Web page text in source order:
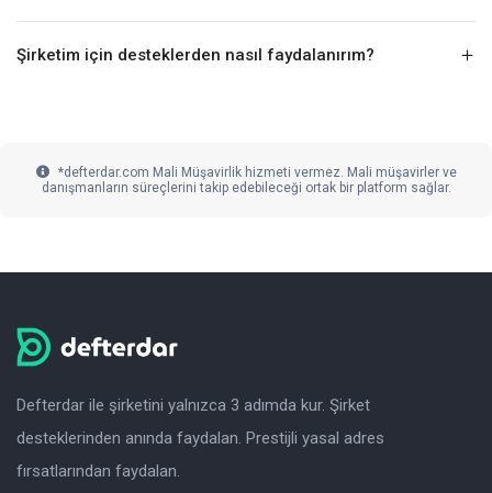
Şirketim için desteklerden nasıl faydalanırım?
*defterdar.com Mali Müşavirlik hizmeti vermez. Mali müşavirler ve
danışmanların süreçlerini takip edebileceği ortak bir platform sağlar.
Defterdar ile şirketini yalnızca 3 adımda kur. Şirket
desteklerinden anında faydalan. Prestijli yasal adres
fırsatlarından faydalan.